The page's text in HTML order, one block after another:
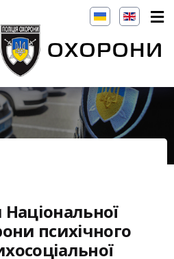
психічного